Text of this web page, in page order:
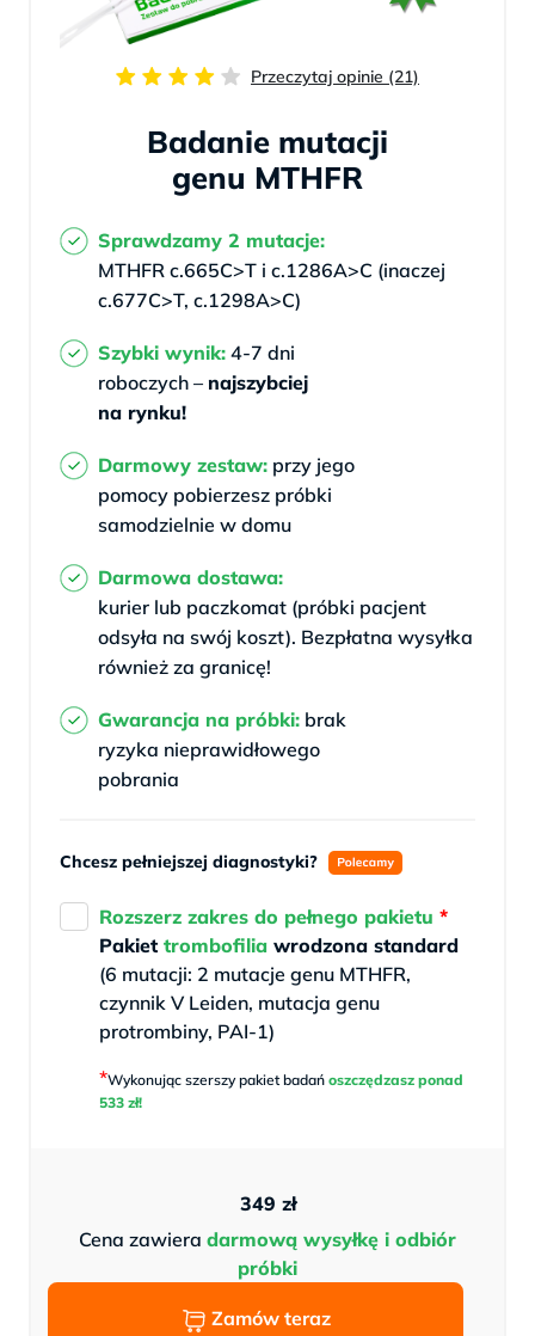
Przeczytaj opinie (21)
Badanie mutacji
genu MTHFR
Sprawdzamy 2 mutacje:
MTHFR c.665C>T i c.1286A>C (inaczej
c.677C>T, c.1298A>C)
Szybki wynik: 4-7 dni
roboczych – najszybciej
na rynku!
Darmowy zestaw: przy jego
pomocy pobierzesz próbki
samodzielnie w domu
Darmowa dostawa:
kurier lub paczkomat (próbki pacjent
odsyła na swój koszt). Bezpłatna wysyłka
również za granicę!
Gwarancja na próbki: brak
ryzyka nieprawidłowego
pobrania
Chcesz pełniejszej diagnostyki?
Rozszerz zakres do pełnego pakietu *
Pakiet trombofilia wrodzona standard
(6 mutacji: 2 mutacje genu MTHFR,
czynnik V Leiden, mutacja genu
protrombiny, PAI-1)
*Wykonując szerszy pakiet badań oszczędzasz ponad
533 zł!
349 zł
Cena zawiera darmową wysyłkę i odbiór
próbki
Zamów teraz